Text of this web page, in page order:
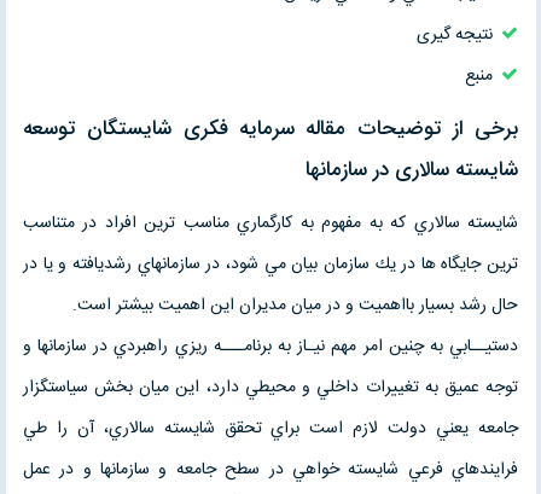
نتیجه گیری
منبع
برخی از توضیحات مقاله سرمايه فكری شايستگان توسعه
شايسته سالاری در سازمانها
شايسته سالاري كه به مفهوم به كارگماري مناسب ترين افراد در متناسب
ترين جايگاه ها در يك سازمان بيان مي شود، در سازمانهاي رشديافته و يا در
حال رشد بسيار بااهميت و در ميان مديران اين اهميت بيشتر است.
دستيــابي به چنين امر مهم نيـاز به برنامـــه ريزي راهبردي در سازمانها و
توجه عميق به تغييرات داخلي و محيطي دارد، اين ميان بخش سياستگزار
جامعه يعني دولت لازم است براي تحقق شايسته سالاري، آن را طي
فرايندهاي فرعي شايسته خواهي در سطح جامعه و سازمانها و در عمل